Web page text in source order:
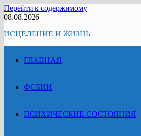
Перейти к содержимому
08.08.2026
ИСЦЕЛЕНИЕ И ЖИЗНЬ
ГЛАВНАЯ
ФОБИИ
ПСИХИЧЕСКИЕ СОСТОЯНИЯ